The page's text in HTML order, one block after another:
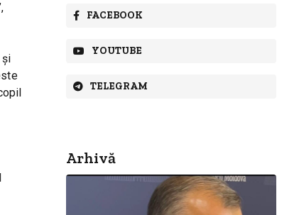
și
FACEBOOK
YOUTUBE
TELEGRAM
Arhivă